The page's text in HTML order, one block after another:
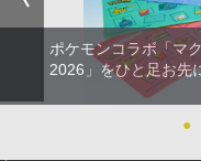
ポケモンコラボ「マ
2026」をひと足お先
●